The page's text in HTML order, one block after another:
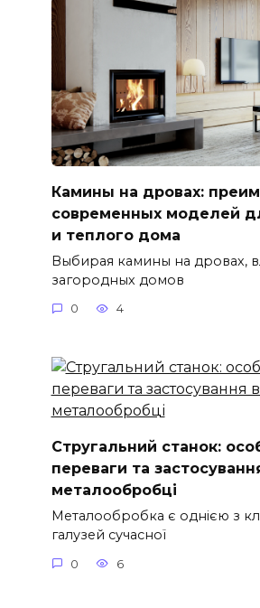
Камины на дровах:
современных моделей
и теплого дома
Выбирая камины на дровах,
загородных домов
0 4
Стругальний станок:
переваги та
металообробці
Металообробка є однією з
галузей сучасної
0 6